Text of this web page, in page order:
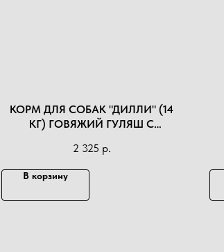
КОРМ ДЛЯ СОБАК "ДИЛЛИ" (14
КГ) ГОВЯЖИЙ ГУЛЯШ С
2 325 р.
В корзину